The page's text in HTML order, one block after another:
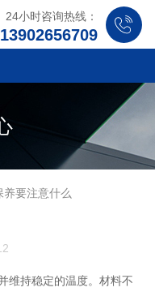
24小时咨询热线：
13902656709
养要注意什么
维持稳定的温度。材料不